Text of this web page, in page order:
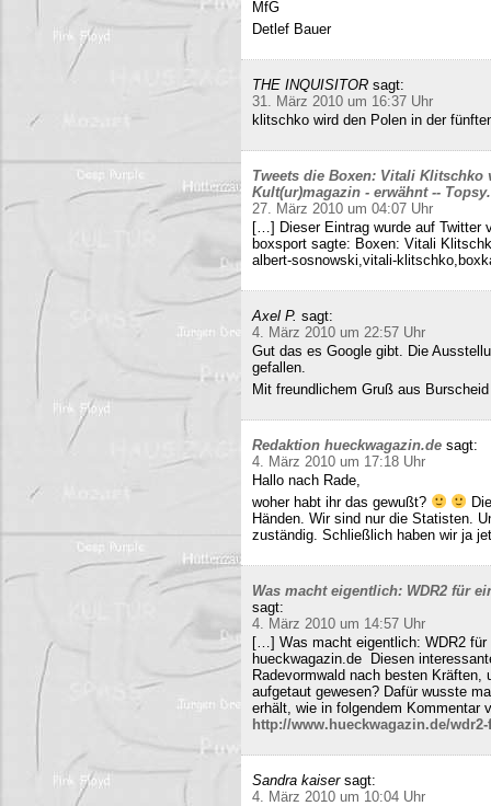
MfG
Detlef Bauer
THE INQUISITOR sagt:
31. März 2010 um 16:37 Uhr
klitschko wird den Polen in der
Tweets die Boxen: Vitali Klitschko
Kult(ur)magazin - erwähnt --
27. März 2010 um 04:07 Uhr
[…] Dieser Eintrag wurde auf Twitter
boxsport sagte: Boxen: Vitali
albert-sosnowski,vitali-
Axel P. sagt:
4. März 2010 um 22:57 Uhr
Gut das es Google gibt. Die
gefallen.
Mit freundlichem Gruß aus Burscheid
Redaktion hueckwagazin.de sagt:
4. März 2010 um 17:18 Uhr
Hallo nach Rade,
woher habt ihr das gewußt?
Händen. Wir sind nur die Statisten.
zuständig. Schließlich haben wir ja
Was macht eigentlich: WDR2 für
sagt:
4. März 2010 um 14:57 Uhr
[…] Was macht eigentlich: WDR2
hueckwagazin.de Diesen
Radevormwald nach besten
aufgetaut gewesen? Dafür wusste
erhält, wie in folgendem Kommentar
http://www.hueckwagazin.de/
Sandra kaiser sagt:
4. März 2010 um 10:04 Uhr